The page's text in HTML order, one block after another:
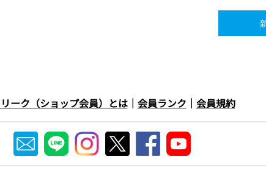
ーク（ショップ会員）とは｜ 会員ランク ｜ 会員規約